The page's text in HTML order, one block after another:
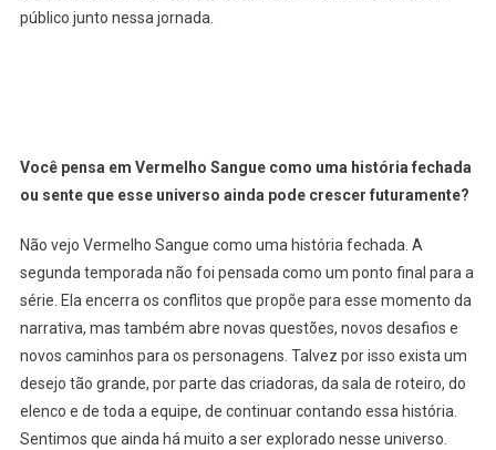
público junto nessa jornada.
Você pensa em Vermelho Sangue como uma história fechada
ou sente que esse universo ainda pode crescer futuramente?
Não vejo Vermelho Sangue como uma história fechada. A
segunda temporada não foi pensada como um ponto final para a
série. Ela encerra os conflitos que propõe para esse momento da
narrativa, mas também abre novas questões, novos desafios e
novos caminhos para os personagens. Talvez por isso exista um
desejo tão grande, por parte das criadoras, da sala de roteiro, do
elenco e de toda a equipe, de continuar contando essa história.
Sentimos que ainda há muito a ser explorado nesse universo.